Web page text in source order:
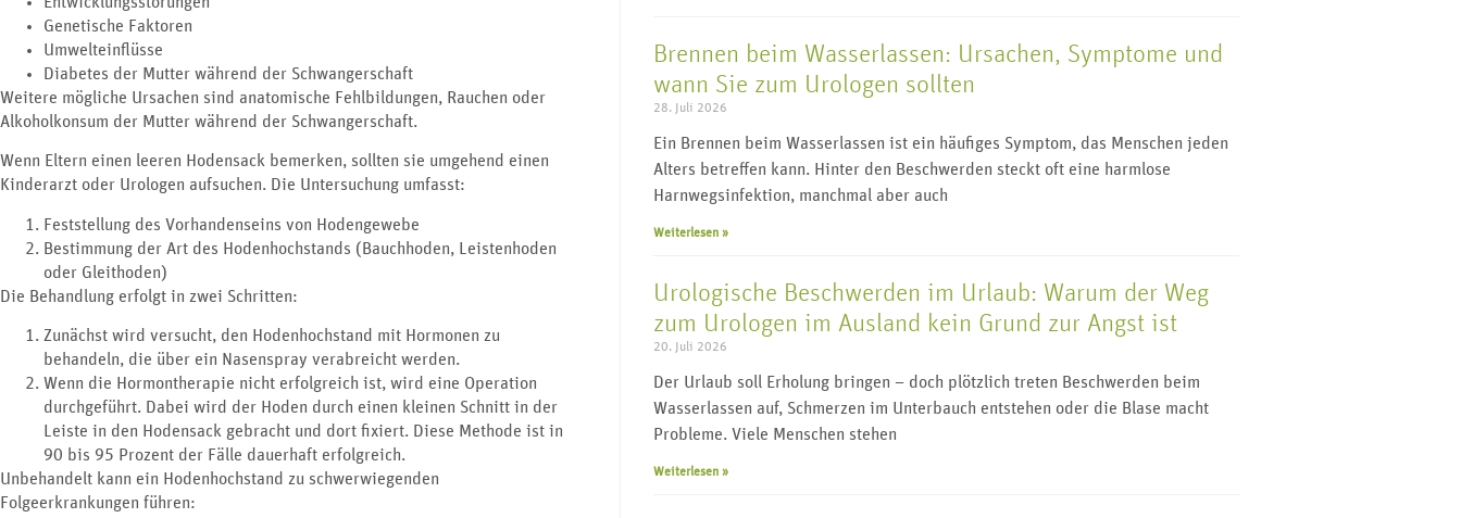
Genetische Faktoren
Umwelteinflüsse
Diabetes der Mutter während der Schwangerschaft
Weitere mögliche Ursachen sind anatomische Fehlbildungen, Rauchen oder
Alkoholkonsum der Mutter während der Schwangerschaft.
Wenn Eltern einen leeren Hodensack bemerken, sollten sie umgehend einen
Kinderarzt oder Urologen aufsuchen. Die Untersuchung umfasst:
Feststellung des Vorhandenseins von Hodengewebe
Bestimmung der Art des Hodenhochstands (Bauchhoden, Leistenhoden
oder Gleithoden)
Die Behandlung erfolgt in zwei Schritten:
Zunächst wird versucht, den Hodenhochstand mit Hormonen zu
behandeln, die über ein Nasenspray verabreicht werden.
Wenn die Hormontherapie nicht erfolgreich ist, wird eine Operation
durchgeführt. Dabei wird der Hoden durch einen kleinen Schnitt in der
Leiste in den Hodensack gebracht und dort fixiert. Diese Methode ist in
90 bis 95 Prozent der Fälle dauerhaft erfolgreich.
Unbehandelt kann ein Hodenhochstand zu schwerwiegenden
Folgeerkrankungen führen:
Brennen beim Wasserlassen: Ursachen, Symptome und
wann Sie zum Urologen sollten
28. Juli 2026
Ein Brennen beim Wasserlassen ist ein häufiges Symptom, das Menschen jeden
Alters betreffen kann. Hinter den Beschwerden steckt oft eine harmlose
Harnwegsinfektion, manchmal aber auch
Weiterlesen »
Urologische Beschwerden im Urlaub: Warum der Weg
zum Urologen im Ausland kein Grund zur Angst ist
20. Juli 2026
Der Urlaub soll Erholung bringen – doch plötzlich treten Beschwerden beim
Wasserlassen auf, Schmerzen im Unterbauch entstehen oder die Blase macht
Probleme. Viele Menschen stehen
Weiterlesen »